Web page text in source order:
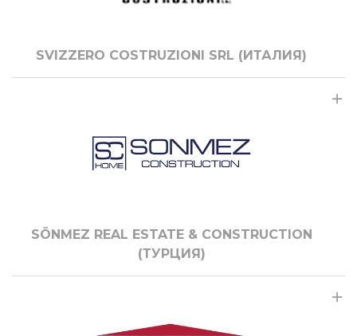
SVIZZERO COSTRUZIONI SRL (ИТАЛИЯ)
SÖNMEZ REAL ESTATE & CONSTRUCTION
(ТУРЦИЯ)